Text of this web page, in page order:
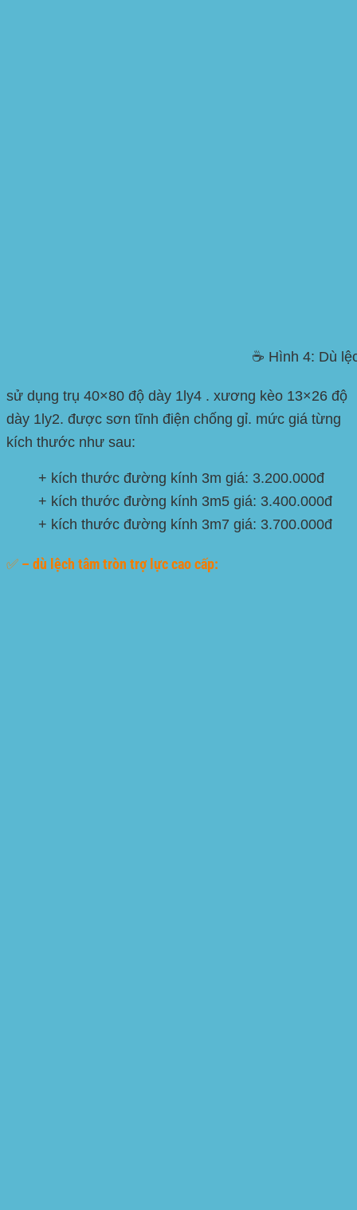
☕ Hình 4: Dù
sử dụng trụ 40×80 độ dày 1ly4 . xương kèo 13×26 độ
dày 1ly2. được sơn tĩnh điện chống gỉ. mức giá từng
kích thước như sau:
+ kích thước đường kính 3m giá: 3.200.000đ
+ kích thước đường kính 3m5 giá: 3.400.000đ
+ kích thước đường kính 3m7 giá: 3.700.000đ
✅ – dù lệch tâm tròn trợ lực cao cấp: